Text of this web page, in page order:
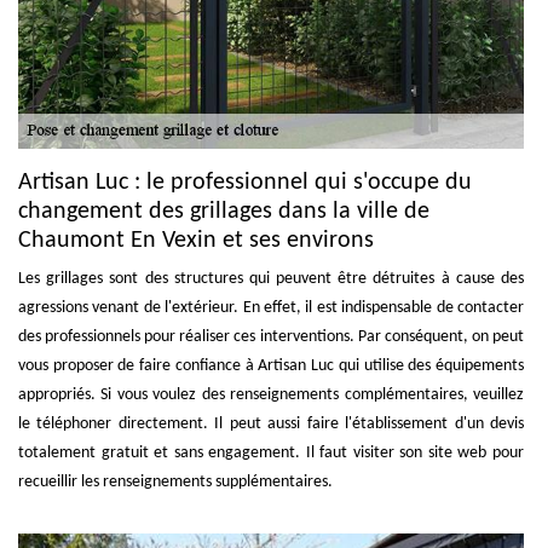
Artisan Luc : le professionnel qui s'occupe du
changement des grillages dans la ville de
Chaumont En Vexin et ses environs
Les grillages sont des structures qui peuvent être détruites à cause des
agressions venant de l'extérieur. En effet, il est indispensable de contacter
des professionnels pour réaliser ces interventions. Par conséquent, on peut
vous proposer de faire confiance à Artisan Luc qui utilise des équipements
appropriés. Si vous voulez des renseignements complémentaires, veuillez
le téléphoner directement. Il peut aussi faire l'établissement d'un devis
totalement gratuit et sans engagement. Il faut visiter son site web pour
recueillir les renseignements supplémentaires.